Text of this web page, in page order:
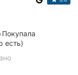
есть)